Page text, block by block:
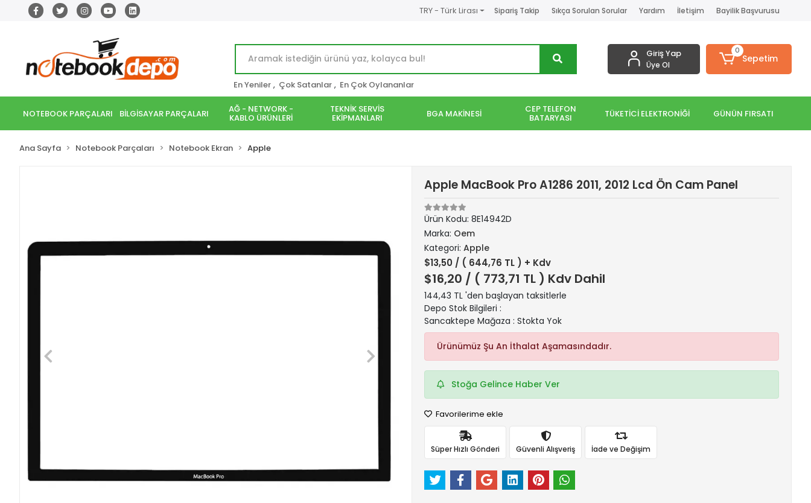
TRY - Türk Lirası Sipariş Takip Sıkça Sorulan Sorular Yardım İletişim Bayilik Başvurusu
En Yeniler , Çok Satanlar , En Çok Oylananlar
Giriş Yap
Üye Ol
0
Sepetim
NOTEBOOK PARÇALARI BİLGİSAYAR PARÇALARI AĞ - NETWORK -
KABLO ÜRÜNLERİ
TEKNİK SERVİS
EKİPMANLARI BGA MAKİNESİ CEP TELEFON
BATARYASI TÜKETİCİ ELEKTRONİĞİ GÜNÜN FIRSATI
Ana Sayfa Notebook Parçaları Notebook Ekran Apple
Apple MacBook Pro A1286 2011, 2012 Lcd Ön Cam Panel
Ürün Kodu: 8E14942D
Marka: Oem
Kategori: Apple
$13,50 / ( 644,76 TL ) + Kdv
$16,20 / ( 773,71 TL ) Kdv Dahil
144,43 TL 'den başlayan taksitlerle
Depo Stok Bilgileri :
Sancaktepe Mağaza : Stokta Yok
Ürünümüz Şu An İthalat Aşamasındadır.
Stoğa Gelince Haber Ver
Favorilerime ekle
Süper Hızlı Gönderi Güvenli Alışveriş İade ve Değişim